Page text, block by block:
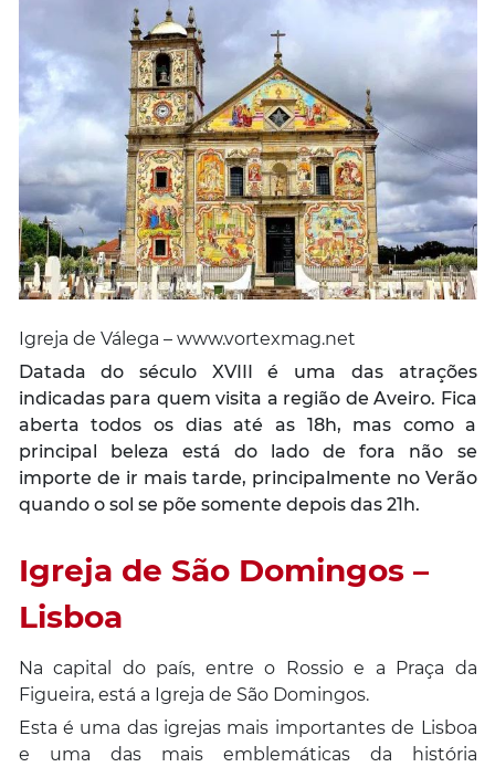
Igreja de Válega – www.vortexmag.net
Datada do século XVIII é uma das atrações
indicadas para quem visita a região de Aveiro. Fica
aberta todos os dias até as 18h, mas como a
principal beleza está do lado de fora não se
importe de ir mais tarde, principalmente no Verão
quando o sol se põe somente depois das 21h.
Igreja de São Domingos –
Lisboa
Na capital do país, entre o Rossio e a Praça da
Figueira, está a Igreja de São Domingos.
Esta é uma das igrejas mais importantes de Lisboa
e uma das mais emblemáticas da história